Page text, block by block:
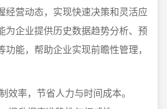
经营动态，实现快速决策和灵活应
为企业提供历史数据趋势分析、预
能，帮助企业实现前瞻性管理，
效率，节省人力与时间成本。